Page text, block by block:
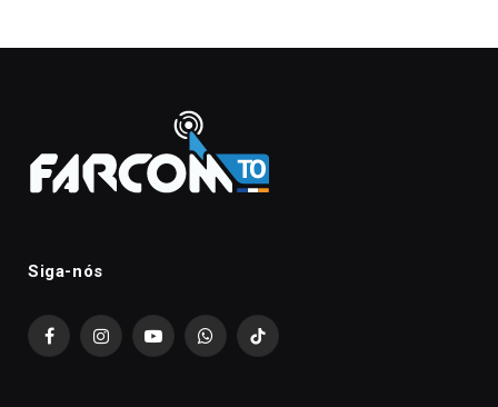
Siga-nós
FacebookInstagramYouTubeWhatsAppTikTok